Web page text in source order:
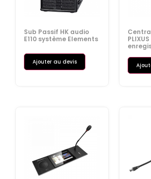
Sub Passif HK audio
E110 système Elements
Ajouter au devis